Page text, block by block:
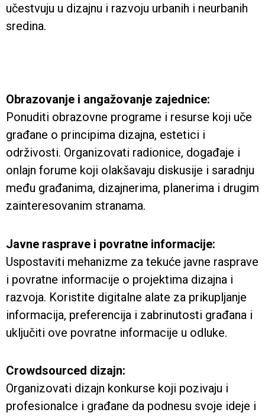
učestvuju u dizajnu i razvoju urbanih i neurbanih
sredina.
Obrazovanje i angažovanje zajednice:
Ponuditi obrazovne programe i resurse koji uče
građane o principima dizajna, estetici i
održivosti. Organizovati radionice, događaje i
onlajn forume koji olakšavaju diskusije i saradnju
među građanima, dizajnerima, planerima i drugim
zainteresovanim stranama.
Javne rasprave i povratne informacije:
Uspostaviti mehanizme za tekuće javne rasprave
i povratne informacije o projektima dizajna i
razvoja. Koristite digitalne alate za prikupljanje
informacija, preferencija i zabrinutosti građana i
uključiti ove povratne informacije u odluke.
Crowdsourced dizajn:
Organizovati dizajn konkurse koji pozivaju i
profesionalce i građane da podnesu svoje ideje i